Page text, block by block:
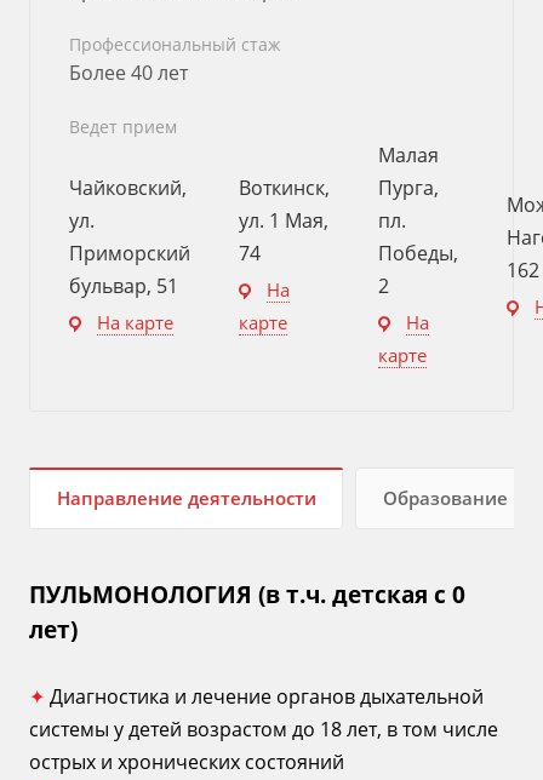
Профессиональный стаж
Более 40 лет
Ведет прием
Чайковский,
ул.
Приморский
бульвар, 51
На карте
Воткинск,
ул. 1 Мая,
74
На
карте
Малая
Пурга,
пл.
Победы,
2
На
карте
162
Направление деятельности Образование
ПУЛЬМОНОЛОГИЯ (в т.ч. детская с 0
лет)
✦ Диагностика и лечение органов дыхательной
системы у детей возрастом до 18 лет, в том числе
острых и хронических состояний